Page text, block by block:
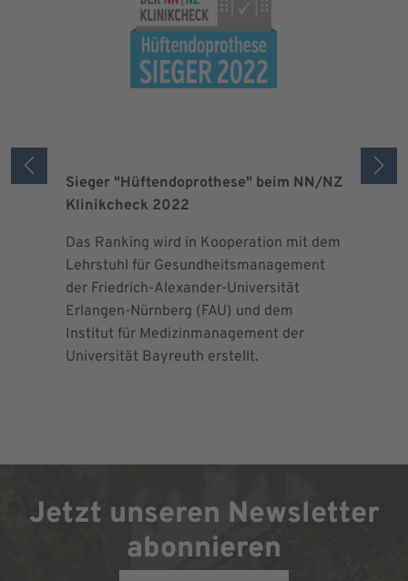
Sieger "Hüftendoprothese" beim NN/NZ
Klinikcheck 2022
Das Ranking wird in Kooperation mit dem
Lehrstuhl für Gesundheitsmanagement
der Friedrich-Alexander-Universität
Erlangen-Nürnberg (FAU) und dem
Institut für Medizinmanagement der
Universität Bayreuth erstellt.
Jetzt unseren Newsletter
abonnieren